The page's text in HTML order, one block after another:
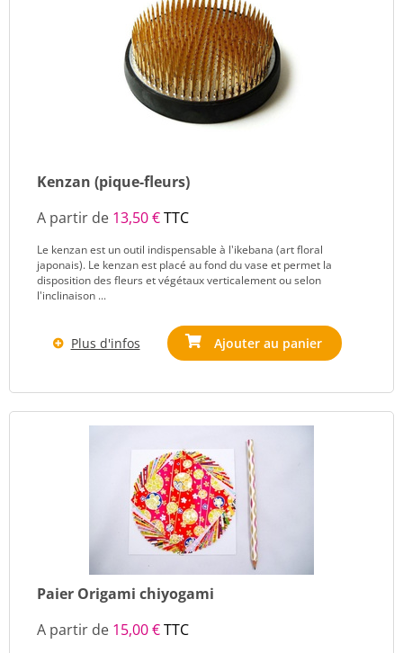
Kenzan (pique-fleurs)
A partir de 13,50 €TTC
Le kenzan est un outil indispensable à l'ikebana (art floral
japonais). Le kenzan est placé au fond du vase et permet la
disposition des fleurs et végétaux verticalement ou selon
l'inclinaison ...
Plus d'infos Ajouter au panier
Paier Origami chiyogami
A partir de 15,00 €TTC